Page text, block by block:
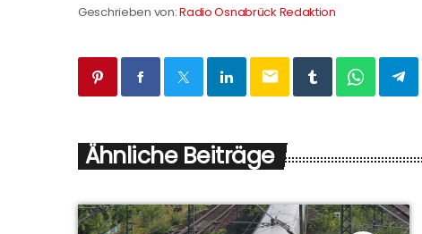
Geschrieben von:Radio Osnabrück Redaktion
email
Ähnliche Beiträge